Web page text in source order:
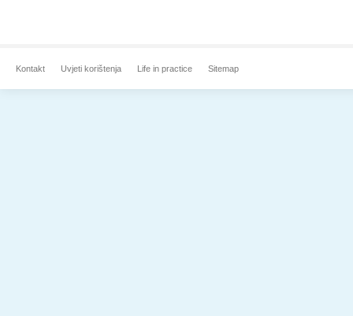
Kontakt Uvjeti korištenja Life in practice Sitemap